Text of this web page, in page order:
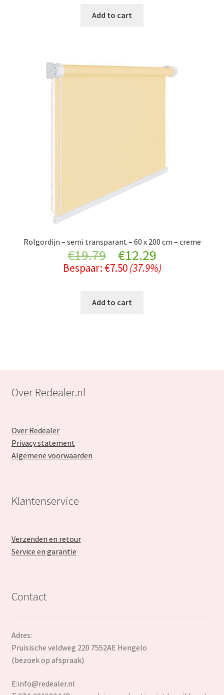
was:
Add to cart
Rolgordijn – semi transparant – 60 x 200 cm – creme
€19.79
Original
price
was:
€12.29Current
price
Bespaar: €7.50 (37.9%)
Add to cart
Over Redealer.nl
Over Redealer
Privacy statement
Algemene voorwaarden
Klantenservice
Verzenden en retour
Service en garantie
Contact
Adres:
Pruisische veldweg 220 7552AE Hengelo
(bezoek op afspraak)
E:info@redealer.nl